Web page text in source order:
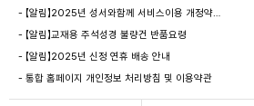
- 【알림】2025년 성서와함께 서비스이용 개정약…
- 【알림】교재용 주석성경 불량건 반품요령
- 【알림】2025년 신정 연휴 배송 안내
- 통합 홈페이지 개인정보 처리방침 및 이용약관